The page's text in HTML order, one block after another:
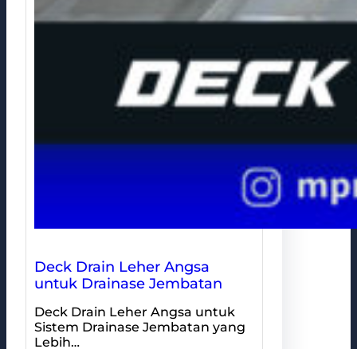
Deck Drain Leher Angsa
untuk Drainase Jembatan
Deck Drain Leher Angsa untuk
Sistem Drainase Jembatan yang
Lebih…